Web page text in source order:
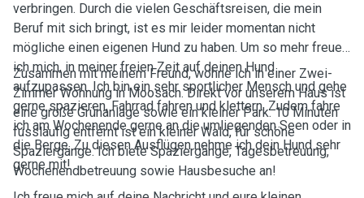
verbringen. Durch die vielen Geschäftsreisen, die mein
Beruf mit sich bringt, ist es mir leider momentan nicht
mögliche einen eigenen Hund zu haben. Um so mehr freue
ich mich, in meiner freien Zeit auf deinen Hund
aufzupassen. Ich bin ein sehr sportlicher Mensch und gehe
gerne spazieren, Fahrrad fahren und klettern. Zudem fahre
ich am Wochenende gerne an die umliegenden Seen oder in
die Berge. Zu diesen Ausflügen nehme ich dein Hund sehr
gerne mit!
Zusammen mit meinem Freund, wohne ich in einer Zwei-
Zimmer Wohnung in Moosach. Direkt vor unserem Haus ist
eine große Grünanlage sowie ein kleiner Park. 10 Minuten
fussläufig entfernt ist ein kleiner Wald, für schöne
Spaziergänge. Ich biete Spaziergänge, Tagesbetreuung,
Wochenendbetreuung sowie Hausbesuche an!